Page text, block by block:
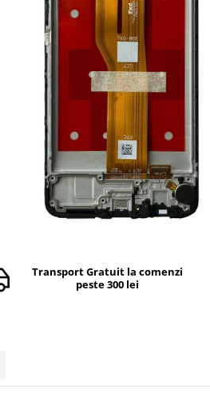
Transport Gratuit la comenzi
peste 300 lei